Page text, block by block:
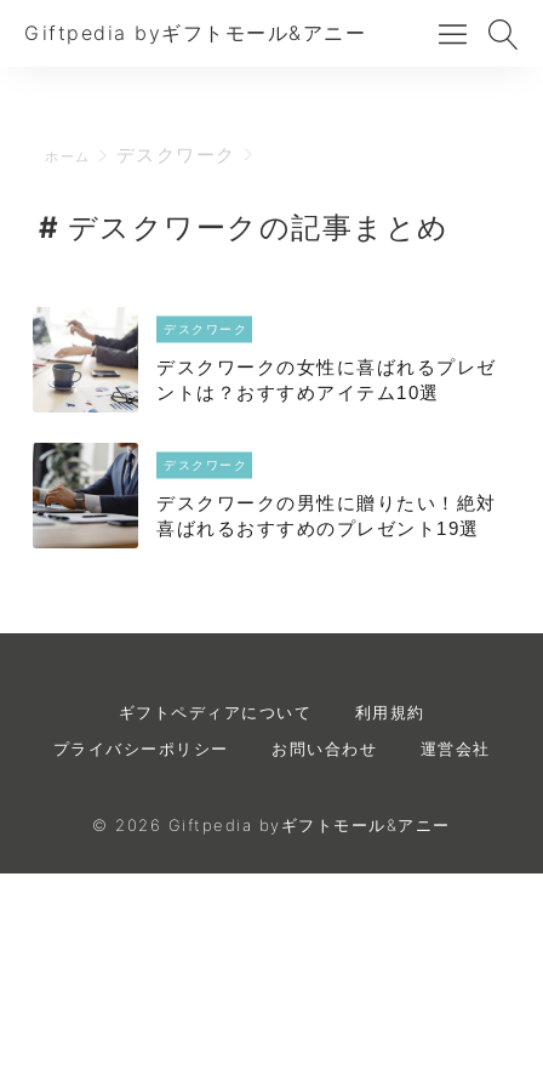
Giftpedia byギフトモール&アニー
ホーム デスクワーク
デスクワークの記事まとめ
デスクワーク
デスクワークの女性に喜ばれるプレゼ
ントは？おすすめアイテム10選
デスクワーク
デスクワークの男性に贈りたい！絶対
喜ばれるおすすめのプレゼント19選
ギフトペディアについて
利用規約
プライバシーポリシー
お問い合わせ 運営会社
© 2026 Giftpedia byギフトモール&アニー